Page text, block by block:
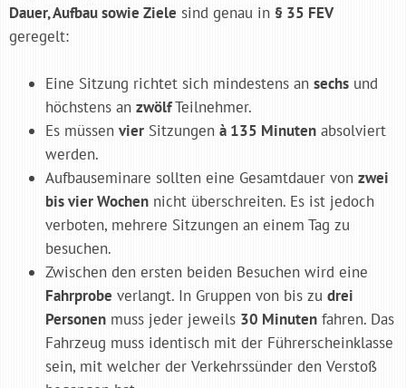
Dauer, Aufbau sowie Ziele sind genau in § 35 FEV
geregelt:
Eine Sitzung richtet sich mindestens an sechs und
höchstens an zwölfTeilnehmer.
Es müssen vier Sitzungen à 135 Minuten absolviert
werden.
Aufbauseminare sollten eine Gesamtdauer von zwei
bis vier Wochen nicht überschreiten. Es ist jedoch
verboten, mehrere Sitzungen an einem Tag zu
besuchen.
Zwischen den ersten beiden Besuchen wird eine
Fahrprobe verlangt. In Gruppen von bis zu drei
Personen muss jeder jeweils 30 Minuten fahren. Das
Fahrzeug muss identisch mit der Führerscheinklasse
sein, mit welcher der Verkehrssünder den Verstoß